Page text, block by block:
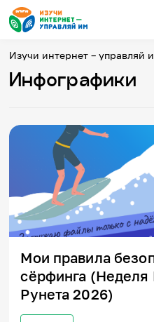
О проекте
Фотогалерея
Инфографики
Презентации
Кибершкола
Итоги событий
Личный кабинет
События
Итоги событий
Изучи интернет – управляй
Инфографики
Мои правила
сёрфинга (Неделя
Рунета 2026)